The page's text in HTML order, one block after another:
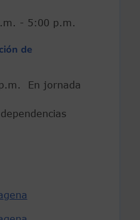
- 5:00 p.m.
de
En jornada